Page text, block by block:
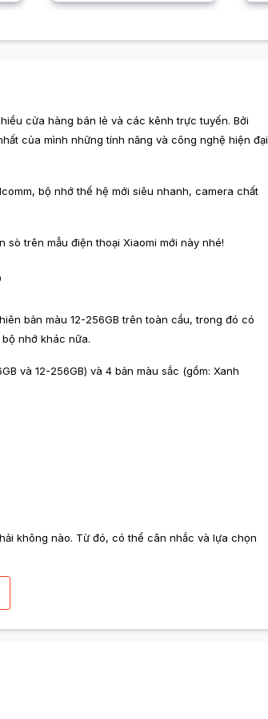
cửa hàng bán lẻ và các kênh trực tuyến. Bởi
của mình những tính năng và công nghệ hiện đại
bộ nhớ thế hệ mới siêu nhanh, camera chất
trên mẫu điện thoại Xiaomi mới này nhé!
bản màu 12-256GB trên toàn cầu, trong đó có
nhớ khác nữa.
và 12-256GB) và 4 bản màu sắc (gồm: Xanh
không nào. Từ đó, có thể cân nhắc và lựa chọn
8 Gen 2
biến thể Xiaomi 13 vào ngày 11/12/2022. Sau đó, ít